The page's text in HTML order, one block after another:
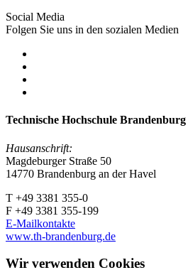
Social Media
Folgen Sie uns in den sozialen Medien
Technische Hochschule Brandenburg
Hausanschrift:
Magdeburger Straße 50
14770 Brandenburg an der Havel
T +49 3381 355-0
F +49 3381 355-199
E-Mailkontakte
www.th-brandenburg.de
Wir verwenden Cookies